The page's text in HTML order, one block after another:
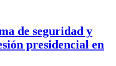
de seguridad y
presidencial en